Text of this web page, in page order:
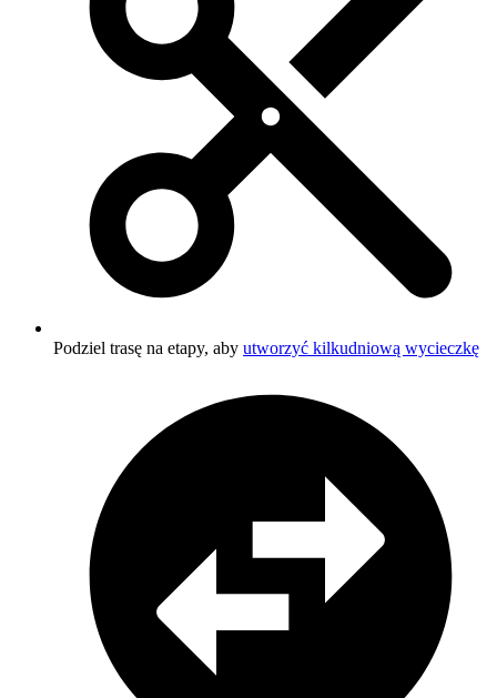
Podziel trasę na etapy, aby utworzyć kilkudniową wycieczkę